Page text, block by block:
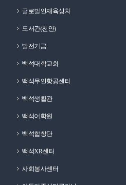
글로벌인재육성처
도서관(천안)
발전기금
백석대학교회
백석무인항공센터
백석생활관
백석어학원
백석합창단
백석XR센터
사회봉사센터